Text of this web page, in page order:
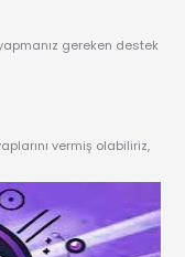
gereken destek
vermiş olabiliriz,